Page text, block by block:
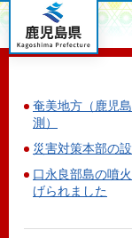
鹿児島県
奄美地方（鹿児
測）
災害対策本部の
口永良部島の噴
げられました